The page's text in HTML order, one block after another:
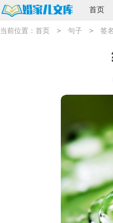
首页
当前位置： 首页 > 句子 > 签名